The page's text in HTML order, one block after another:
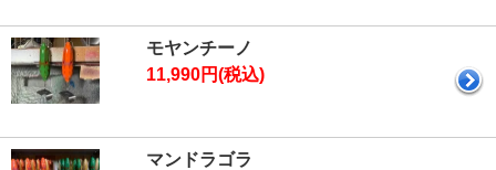
モヤンチーノ
11,990円(税込)
マンドラゴラ